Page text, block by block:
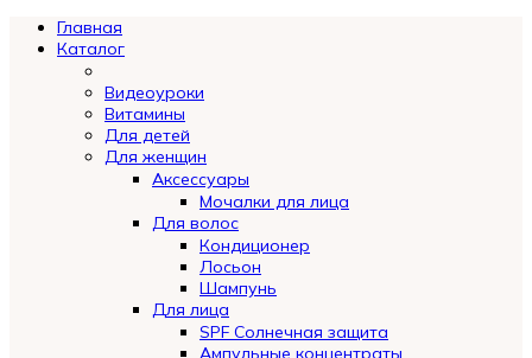
Главная
Каталог
Видеоуроки
Витамины
Для детей
Для женщин
Аксессуары
Мочалки для лица
Для волос
Кондиционер
Лосьон
Шампунь
Для лица
SPF Солнечная защита
Ампульные концентраты